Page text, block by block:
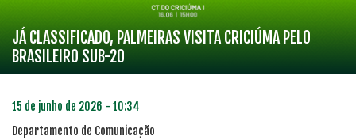
JÁ CLASSIFICADO, PALMEIRAS VISITA CRICIÚMA PELO
BRASILEIRO SUB-20
15 de junho de 2026 - 10:34
Departamento de Comunicação